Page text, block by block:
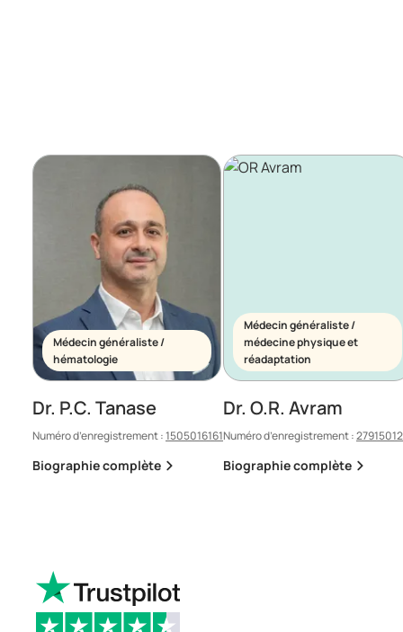
Médecin généraliste /
hématologie
Dr. P.C. Tanase
Numéro d’enregistrement :1505016161
Biographie complète
Médecin généraliste /
médecine physique et
réadaptation
Dr. O.R. Avram
Numéro d’enregistrement :
Biographie complète